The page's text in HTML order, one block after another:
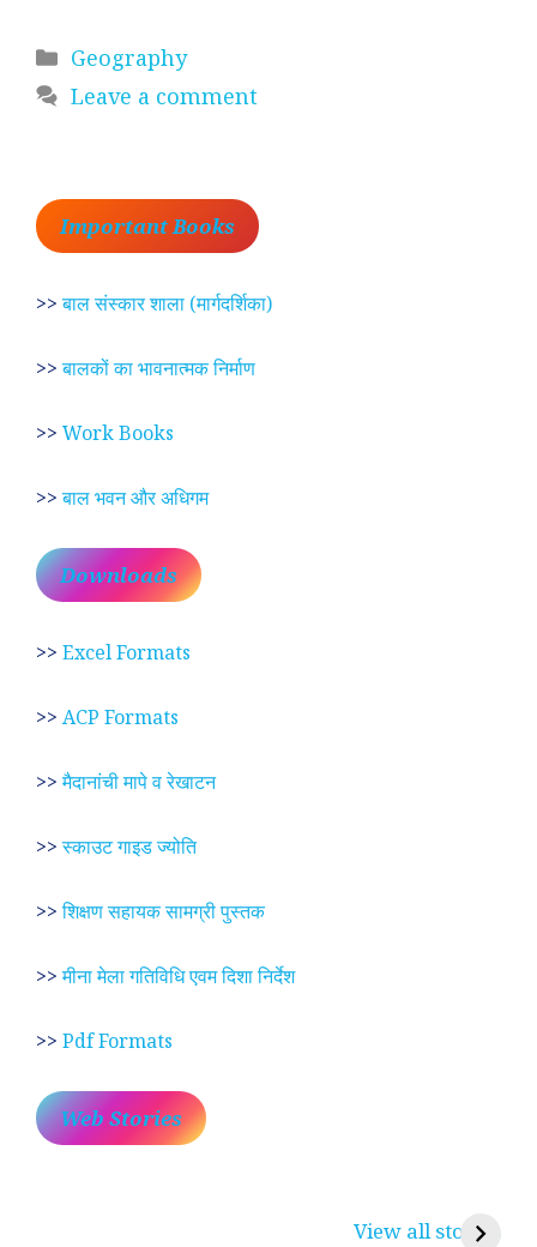
Categories
Geography
Leave a comment
Important Books
>>बाल संस्कार शाला (मार्गदर्शिका)
>>बालकों का भावनात्मक निर्माण
>> Work Books
>>बाल भवन और अधिगम
Downloads
>> Excel Formats
>> ACP Formats
>>मैदानांची मापे व रेखाटन
>>स्काउट गाइड ज्योति
>>शिक्षण सहायक सामग्री पुस्तक
>>मीना मेला गतिविधि एवम दिशा निर्देश
>> Pdf Formats
Web Stories
View all stories
रामसा पीर, रुणेचा रा